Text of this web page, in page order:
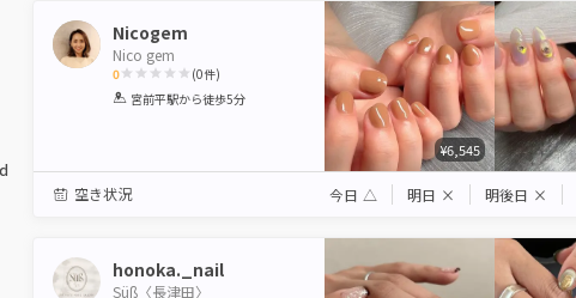
Nicogem
Nico gem
0
1 2 3 4 5
(0件)
宮前平駅から徒歩5分
¥6,545
空き状況 今日 △ 明日 × 明後日 ×
honoka._nail
Süß〈長津田〉